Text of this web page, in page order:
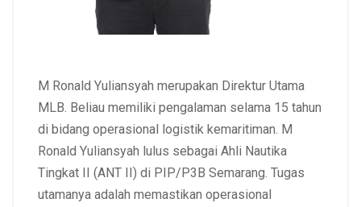
M Ronald Yuliansyah merupakan Direktur Utama
MLB. Beliau memiliki pengalaman selama 15 tahun
di bidang operasional logistik kemaritiman. M
Ronald Yuliansyah lulus sebagai Ahli Nautika
Tingkat II (ANT II) di PIP/P3B Semarang. Tugas
utamanya adalah memastikan operasional